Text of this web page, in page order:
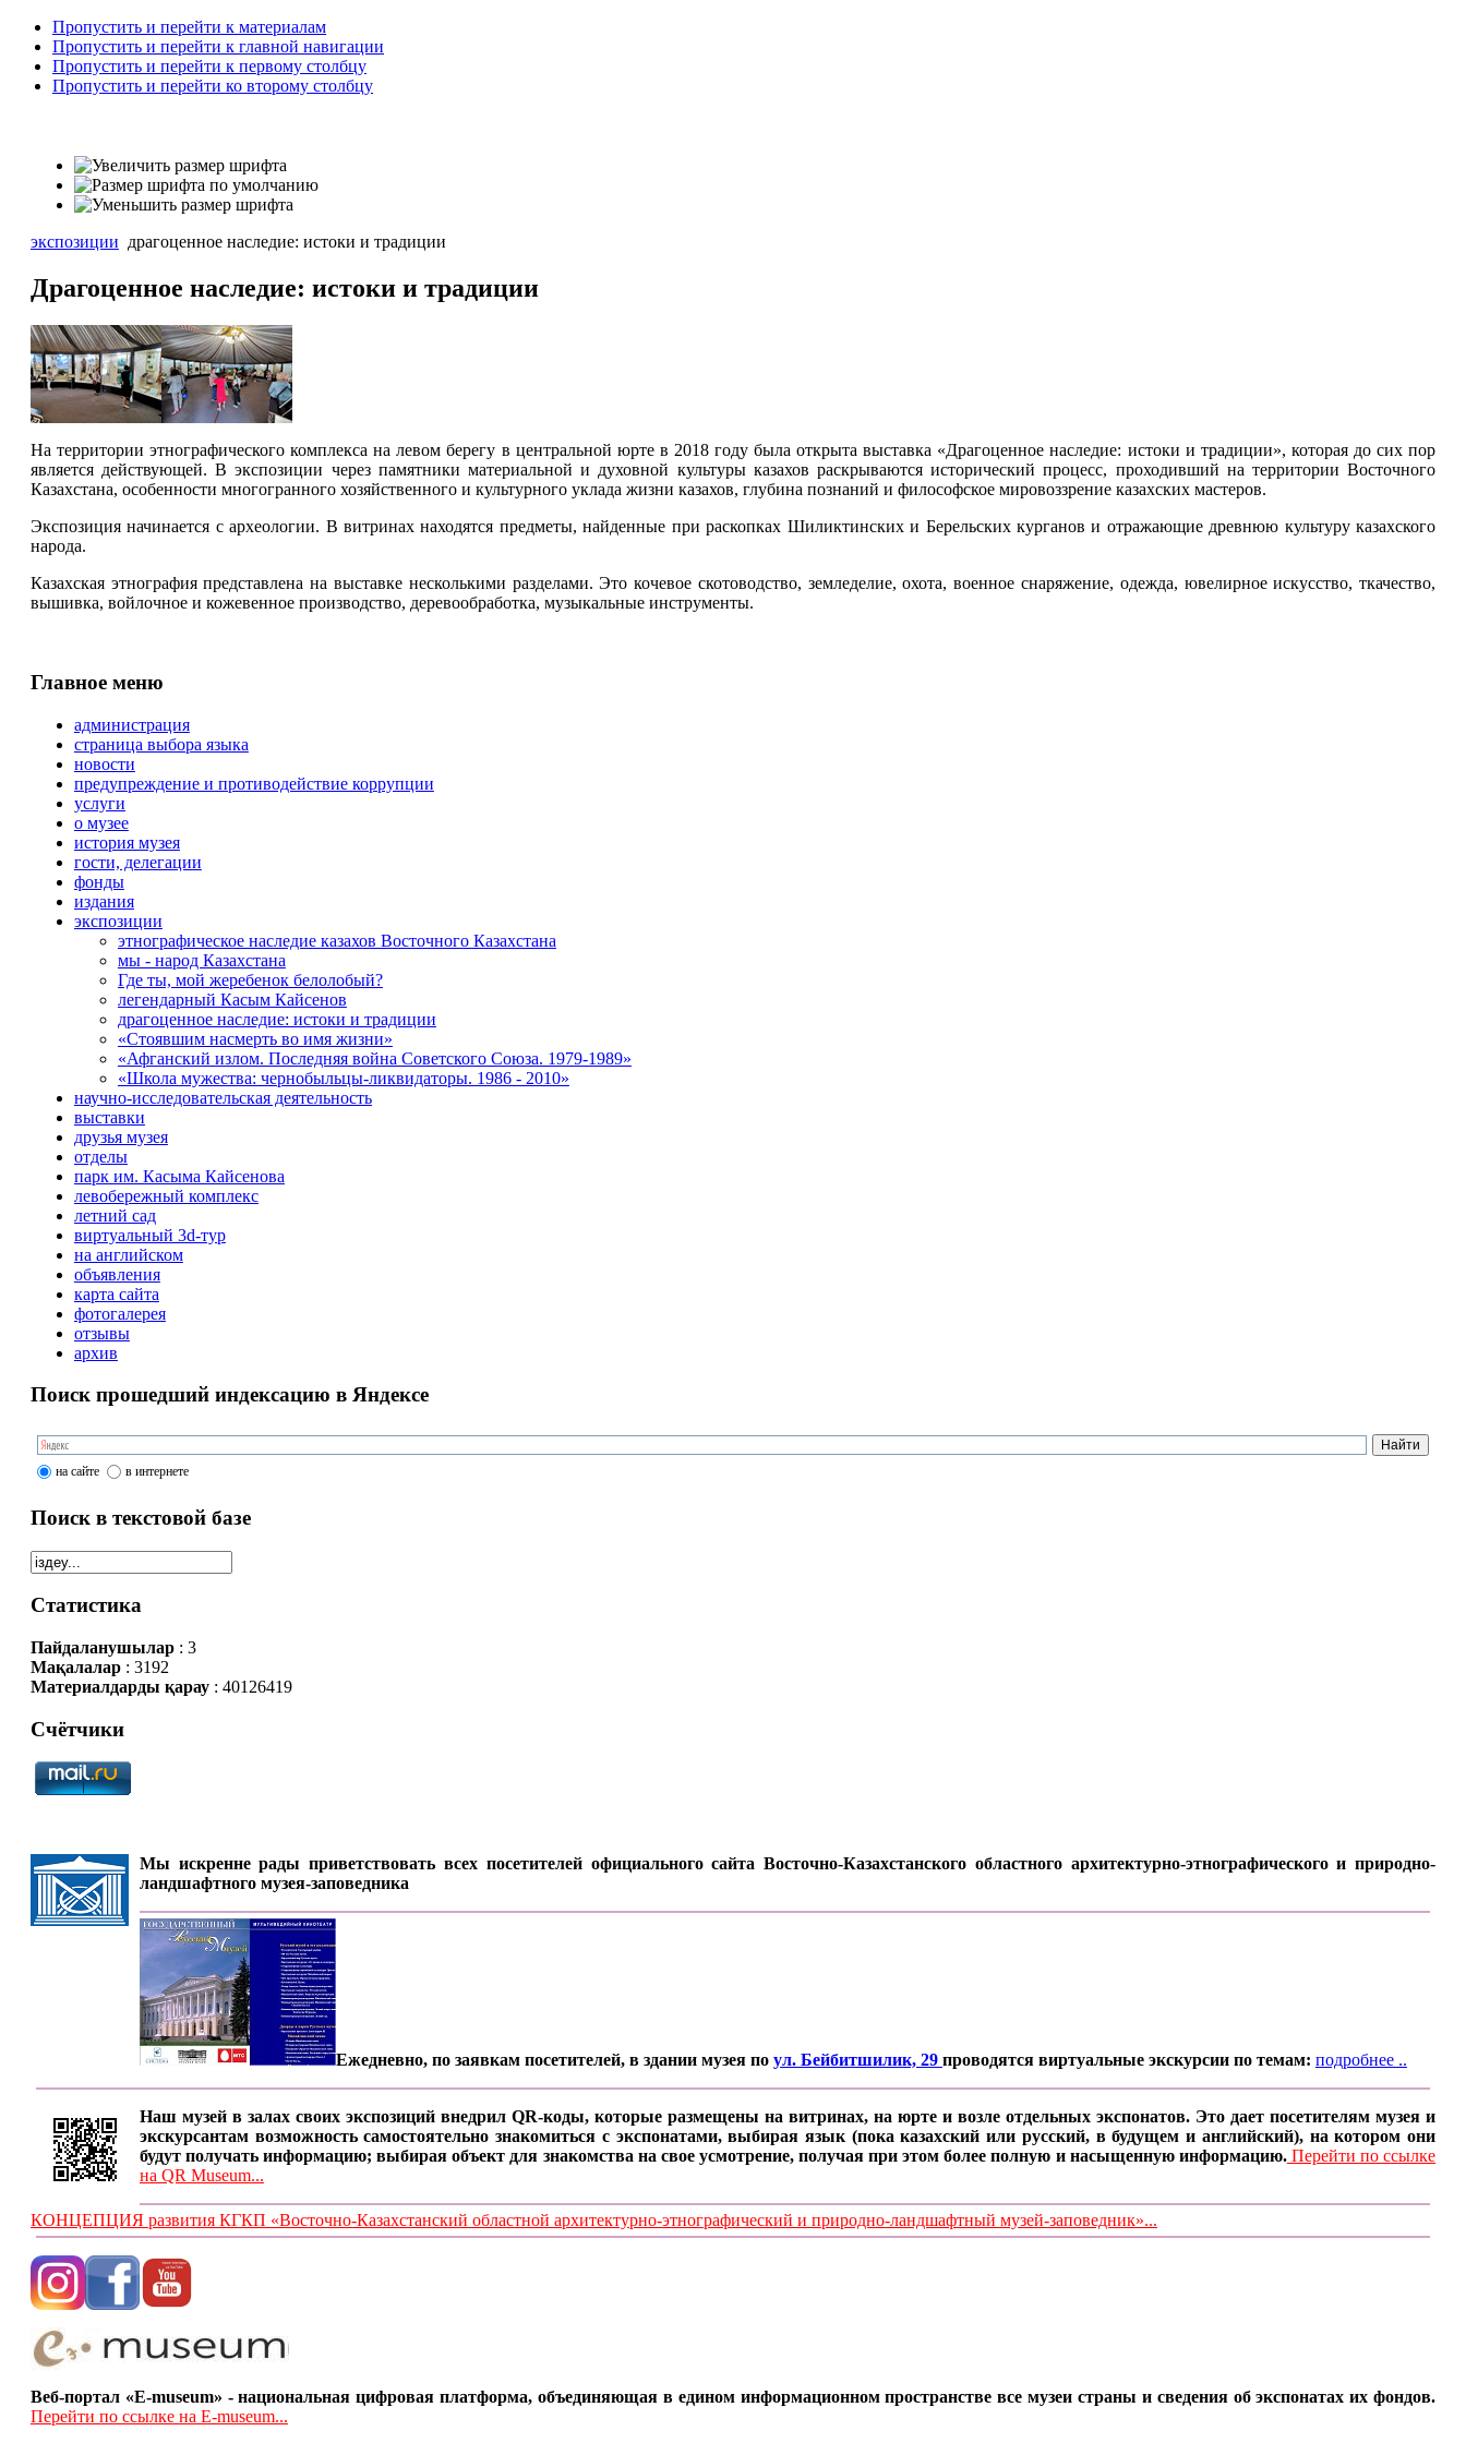
Пропустить и перейти к материалам
Пропустить и перейти к главной навигации
Пропустить и перейти к первому столбцу
Пропустить и перейти ко второму столбцу
экспозиции драгоценное наследие: истоки и традиции
Драгоценное наследие: истоки и традиции
На территории этнографического комплекса на левом берегу в центральной юрте в 2018 году была открыта выставка «Драгоценное наследие: истоки и традиции», которая до сих пор
является действующей. В экспозиции через памятники материальной и духовной культуры казахов раскрываются исторический процесс, проходивший на территории Восточного
Казахстана, особенности многогранного хозяйственного и культурного уклада жизни казахов, глубина познаний и философское мировоззрение казахских мастеров.
Экспозиция начинается с археологии. В витринах находятся предметы, найденные при раскопках Шиликтинских и Берельских курганов и отражающие древнюю культуру казахского
народа.
Казахская этнография представлена на выставке несколькими разделами. Это кочевое скотоводство, земледелие, охота, военное снаряжение, одежда, ювелирное искусство, ткачество,
вышивка, войлочное и кожевенное производство, деревообработка, музыкальные инструменты.
Главное меню
администрация
страница выбора языка
новости
предупреждение и противодействие коррупции
услуги
о музее
история музея
гости, делегации
фонды
издания
экспозиции
этнографическое наследие казахов Восточного Казахстана
мы - народ Казахстана
Где ты, мой жеребенок белолобый?
легендарный Касым Кайсенов
драгоценное наследие: истоки и традиции
«Стоявшим насмерть во имя жизни»
«Афганский излом. Последняя война Советского Союза. 1979-1989»
«Школа мужества: чернобыльцы-ликвидаторы. 1986 - 2010»
научно-исследовательская деятельность
выставки
друзья музея
отделы
парк им. Касыма Кайсенова
левобережный комплекс
летний сад
виртуальный 3d-тур
на английском
объявления
карта сайта
фотогалерея
отзывы
архив
Поиск прошедший индексацию в Яндексе
на сайте в интернете
Поиск в текстовой базе
Статистика
Пайдаланушылар: 3
Мақалалар: 3192
Материалдарды қарау: 40126419
Счётчики
Мы искренне рады приветствовать всех посетителей официального сайта Восточно-Казахстанского областного архитектурно-этнографического и природно-
ландшафтного музея-заповедника
Ежедневно, по заявкам посетителей, в здании музея по ул. Бейбитшилик, 29 проводятся виртуальные экскурсии по темам: подробнее ..
Наш музей в залах своих экспозиций внедрил QR-коды, которые размещены на витринах, на юрте и возле отдельных экспонатов. Это дает посетителям музея и
экскурсантам возможность самостоятельно знакомиться с экспонатами, выбирая язык (пока казахский или русский, в будущем и английский), на котором они
будут получать информацию; выбирая объект для знакомства на свое усмотрение, получая при этом более полную и насыщенную информацию.Перейти по ссылке
на QR Museum...
КОНЦЕПЦИЯ развития КГКП «Восточно-Казахстанский областной архитектурно-этнографический и природно-ландшафтный музей-заповедник»...
Веб-портал «E-museum» - национальная цифровая платформа, объединяющая в едином информационном пространстве все музеи страны и сведения об экспонатах их фондов.
Перейти по ссылке на E-museum...